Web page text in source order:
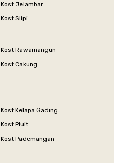
Kost Jelambar
Kost Slipi
Kost Rawamangun
Kost Cakung
Kost Kelapa Gading
Kost Pluit
Kost Pademangan